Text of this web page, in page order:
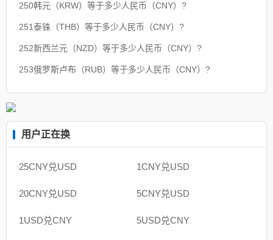
250韩元（KRW）等于多少人民币（CNY）?
251泰铢（THB）等于多少人民币（CNY）?
252新西兰元（NZD）等于多少人民币（CNY）?
253俄罗斯卢布（RUB）等于多少人民币（CNY）?
用户正在换
25CNY兑USD 1CNY兑USD
20CNY兑USD 5CNY兑USD
1USD兑CNY 5USD兑CNY